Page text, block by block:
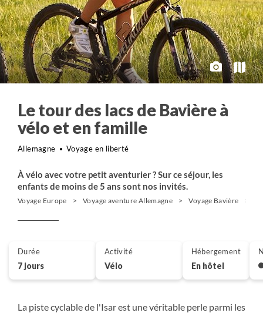
Le tour des lacs de Bavière à
vélo et en famille
Allemagne Voyage en liberté
À vélo avec votre petit aventurier ? Sur ce séjour, les
enfants de moins de 5 ans sont nos invités.
Voyage Europe Voyage aventure Allemagne Voyage Bavière
La piste cyclable de l'Isar est une véritable perle parmi les
Durée
7 jours
Activité
Vélo
Hébergement
En hôtel